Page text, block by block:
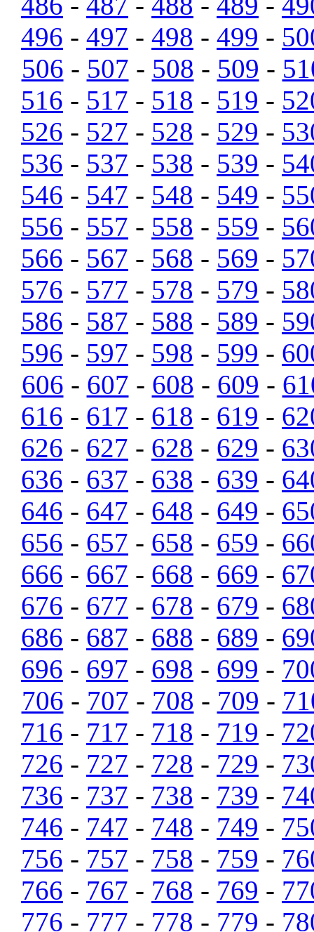
496 - 497 - 498 - 499 -
506 - 507 - 508 - 509 -
516 - 517 - 518 - 519 -
526 - 527 - 528 - 529 -
536 - 537 - 538 - 539 -
546 - 547 - 548 - 549 -
556 - 557 - 558 - 559 -
566 - 567 - 568 - 569 -
576 - 577 - 578 - 579 -
586 - 587 - 588 - 589 -
596 - 597 - 598 - 599 -
606 - 607 - 608 - 609 -
616 - 617 - 618 - 619 -
626 - 627 - 628 - 629 -
636 - 637 - 638 - 639 -
646 - 647 - 648 - 649 -
656 - 657 - 658 - 659 -
666 - 667 - 668 - 669 -
676 - 677 - 678 - 679 -
686 - 687 - 688 - 689 -
696 - 697 - 698 - 699 -
706 - 707 - 708 - 709 -
716 - 717 - 718 - 719 -
726 - 727 - 728 - 729 -
736 - 737 - 738 - 739 -
746 - 747 - 748 - 749 -
756 - 757 - 758 - 759 -
766 - 767 - 768 - 769 -
776 - 777 - 778 - 779 -